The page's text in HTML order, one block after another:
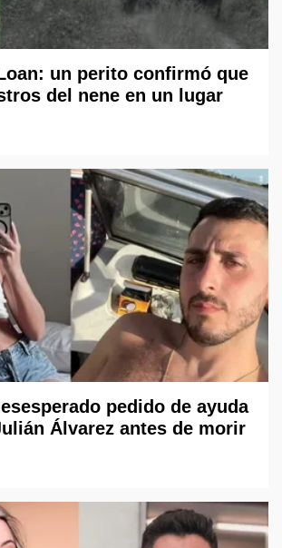
un perito confirmó que
del nene en un lugar
pedido de ayuda
Álvarez antes de morir